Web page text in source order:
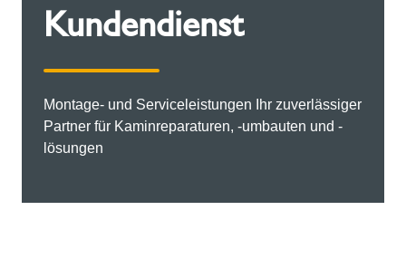
Kundendienst
Montage- und Serviceleistungen Ihr zuverlässiger
Partner für Kaminreparaturen, -umbauten und -
lösungen